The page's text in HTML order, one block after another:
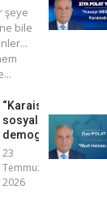
şeye
bile
“Karaisalı’nın
sosyal
demografisi”
23
Temmuz
2026